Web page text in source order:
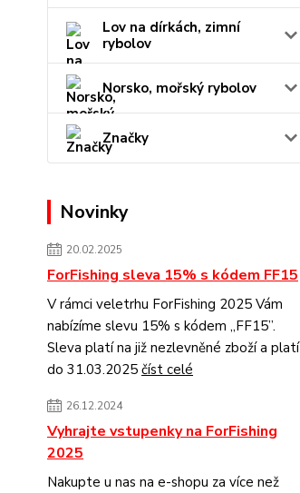
Lov na dírkách, zimní
rybolov
Norsko, mořský rybolov
Značky
Novinky
20.02.2025
ForFishing sleva 15% s kódem FF15
V rámci veletrhu ForFishing 2025 Vám
nabízíme slevu 15% s kódem „FF15”.
Sleva platí na již nezlevněné zboží a platí
do 31.03.2025 číst celé
26.12.2024
Vyhrajte vstupenky na ForFishing
2025
Nakupte u nas na e-shopu za více než